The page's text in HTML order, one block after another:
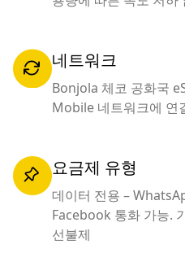
네트워크
Bonjola 체코 공화국
Mobile 네트워크에 연
요금제 유형
데이터 전용 –
Facebook 통화 가능.
선불제